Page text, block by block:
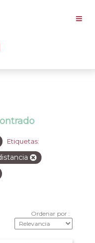
Etiquetas:
Ordenar por